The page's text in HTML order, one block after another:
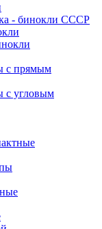
- бинокли СССР
с прямым
с угловым